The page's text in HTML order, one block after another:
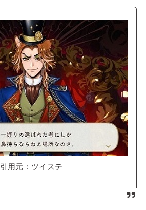
引用元：ツイステ